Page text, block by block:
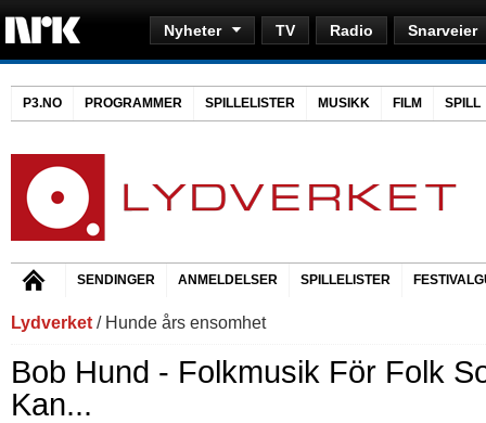
Nyheter TV Radio Snarveier
P3.NO PROGRAMMER SPILLELISTER MUSIKK FILM SPILL
SENDINGER ANMELDELSER SPILLELISTER
Lydverket / Hunde års ensomhet
Bob Hund - Folkmusik För Folk
Kan...